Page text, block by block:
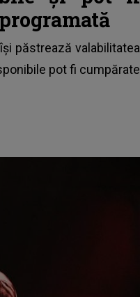
păstrează valabilitatea
pot fi cumpărate